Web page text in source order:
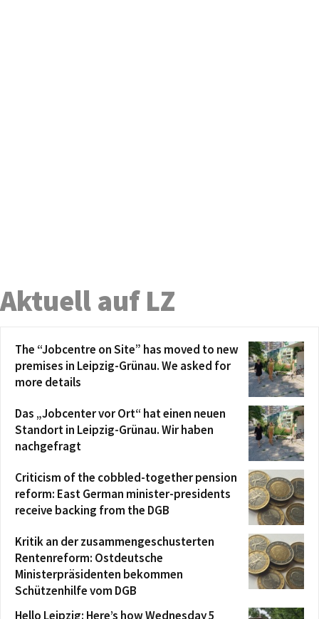
Aktuell auf LZ
The “Jobcentre on Site” has moved to new
premises in Leipzig-Grünau. We asked for
more details
Das „Jobcenter vor Ort“ hat einen neuen
Standort in Leipzig-Grünau. Wir haben
nachgefragt
Criticism of the cobbled-together pension
reform: East German minister-presidents
receive backing from the DGB
Kritik an der zusammengeschusterten
Rentenreform: Ostdeutsche
Ministerpräsidenten bekommen
Schützenhilfe vom DGB
Hello Leipzig: Here’s how Wednesday 5